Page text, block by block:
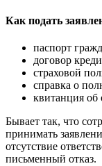
Как подать
паспорт
договор
страховой
справка о
квитанция об
Бывает так, что
принимать
отсутствие
письменный отказ.